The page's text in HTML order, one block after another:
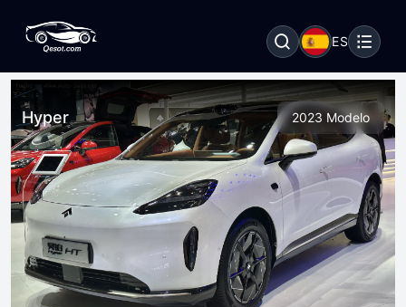
ES
Hyper 2023 Modelo